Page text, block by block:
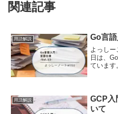
関連記事
用語解説 Go言
よっし
日は、
ています
用語解説
GCP
いて